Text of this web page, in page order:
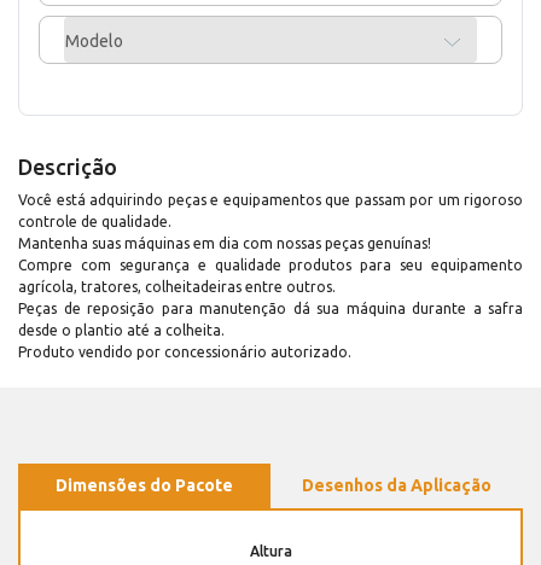
Modelo
Descrição
Você está adquirindo peças e equipamentos que passam por um rigoroso
controle de qualidade.
Mantenha suas máquinas em dia com nossas peças genuínas!
Compre com segurança e qualidade produtos para seu equipamento
agrícola, tratores, colheitadeiras entre outros.
Peças de reposição para manutenção dá sua máquina durante a safra
desde o plantio até a colheita.
Produto vendido por concessionário autorizado.
Dimensões do Pacote Desenhos da Aplicação
Altura